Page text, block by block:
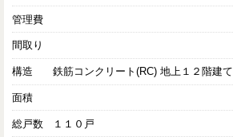
管理費
間取り
構造 鉄筋コンクリート(RC) 地上１２階建て
面積
総戸数 １１０戸